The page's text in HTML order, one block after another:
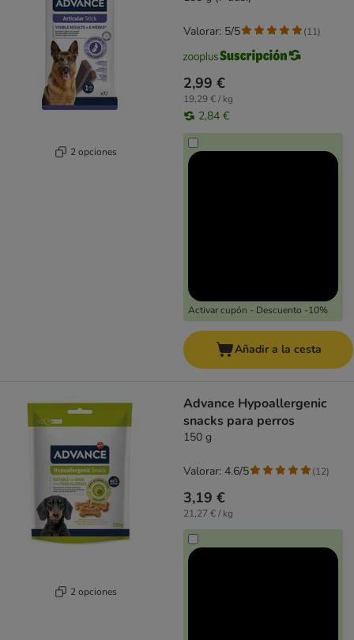
2 opciones
2,99 €
19,29 € / kg
2,84 €
Activar cupón - Descuento -10%
Valorar: 5/5 (11)
Añadir a la cesta
2 opciones
Advance Hypoallergenic
snacks para perros
150 g
3,19 €
21,27 € / kg
Valorar: 4.6/5 (12)